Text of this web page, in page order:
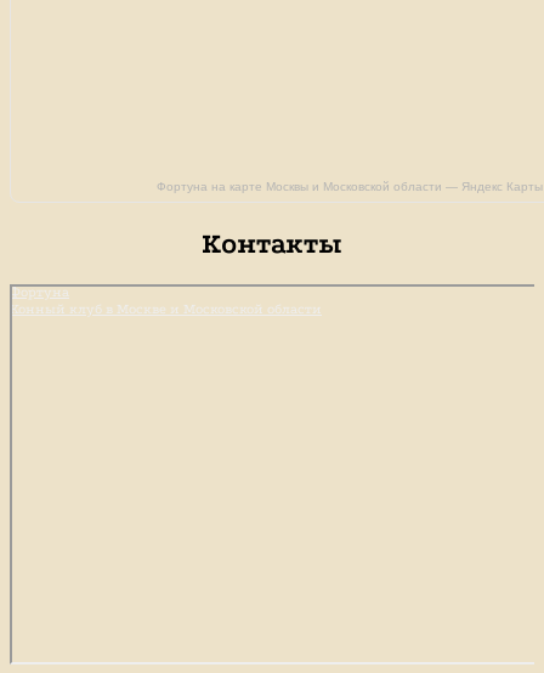
Фортуна на карте Москвы и Московской области — Яндекс Карты
Контакты
Фортуна
Конный клуб в Москве и Московской области